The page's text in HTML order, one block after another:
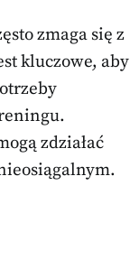
zmaga się z
kluczowe, aby
zdziałać